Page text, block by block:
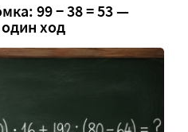
99 − 38 = 53 —
ход